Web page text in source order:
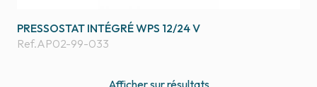
PRESSOSTAT INTÉGRÉ WPS 12/24 V
Ref.AP02-99-033
Affichersurrésultats